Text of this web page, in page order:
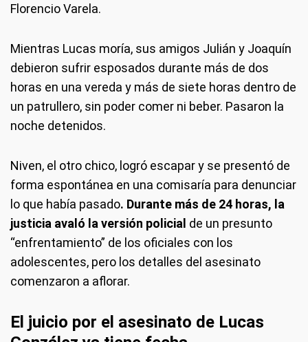
Florencio Varela.
Mientras Lucas moría, sus amigos Julián y Joaquín
debieron sufrir esposados durante más de dos
horas en una vereda y más de siete horas dentro de
un patrullero, sin poder comer ni beber. Pasaron la
noche detenidos.
Niven, el otro chico, logró escapar y se presentó de
forma espontánea en una comisaría para denunciar
lo que había pasado. Durante más de 24 horas, la
justicia avaló la versión policial de un presunto
“enfrentamiento” de los oficiales con los
adolescentes, pero los detalles del asesinato
comenzaron a aflorar.
El juicio por el asesinato de Lucas